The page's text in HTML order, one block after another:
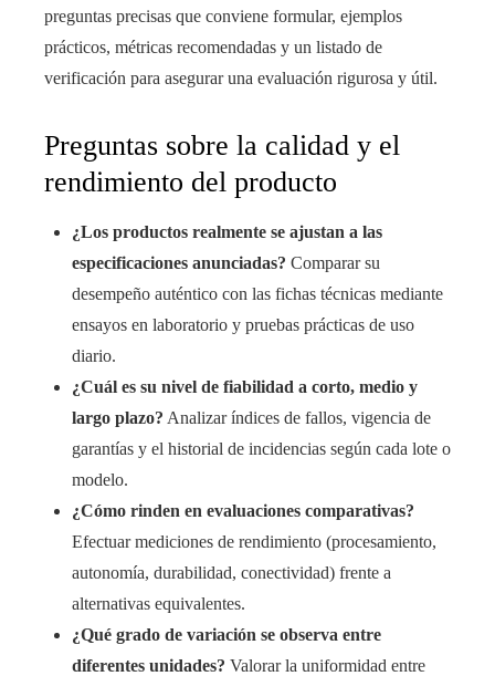
preguntas precisas que conviene formular, ejemplos
prácticos, métricas recomendadas y un listado de
verificación para asegurar una evaluación rigurosa y útil.
Preguntas sobre la calidad y el
rendimiento del producto
¿Los productos realmente se ajustan a las
especificaciones anunciadas? Comparar su
desempeño auténtico con las fichas técnicas mediante
ensayos en laboratorio y pruebas prácticas de uso
diario.
¿Cuál es su nivel de fiabilidad a corto, medio y
largo plazo? Analizar índices de fallos, vigencia de
garantías y el historial de incidencias según cada lote o
modelo.
¿Cómo rinden en evaluaciones comparativas?
Efectuar mediciones de rendimiento (procesamiento,
autonomía, durabilidad, conectividad) frente a
alternativas equivalentes.
¿Qué grado de variación se observa entre
diferentes unidades? Valorar la uniformidad entre